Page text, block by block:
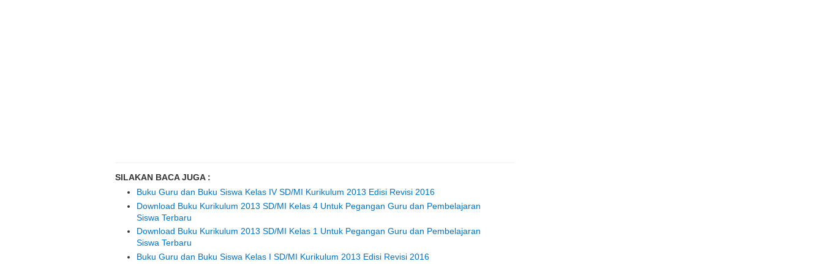
SILAKAN BACA JUGA :
Buku Guru dan Buku Siswa Kelas IV SD/MI Kurikulum 2013 Edisi Revisi 2016
Download Buku Kurikulum 2013 SD/MI Kelas 4 Untuk Pegangan Guru dan Pembelajaran
Siswa Terbaru
Download Buku Kurikulum 2013 SD/MI Kelas 1 Untuk Pegangan Guru dan Pembelajaran
Siswa Terbaru
Buku Guru dan Buku Siswa Kelas I SD/MI Kurikulum 2013 Edisi Revisi 2016